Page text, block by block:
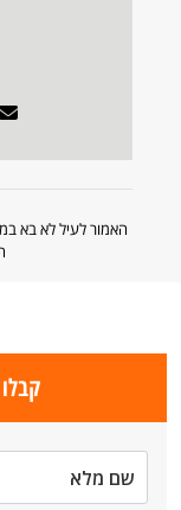
האמור לעיל לא בא